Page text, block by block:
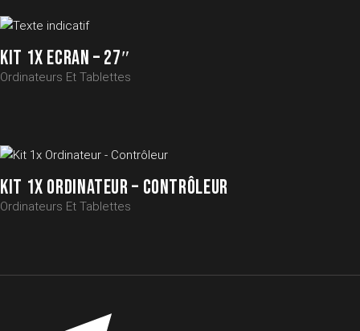
KIT 1X ECRAN – 27″
Ordinateurs Et Tablettes
KIT 1X ORDINATEUR – CONTRÔLEUR
Ordinateurs Et Tablettes